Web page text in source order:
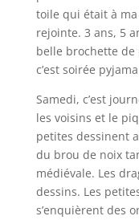
toile qui était à
rejointe. 3 ans, 5
belle brochette
c’est soirée
Samedi, c’est
les voisins et le
petites dessinent
du brou de noix
médiévale. Les
dessins. Les
s’enquièrent des